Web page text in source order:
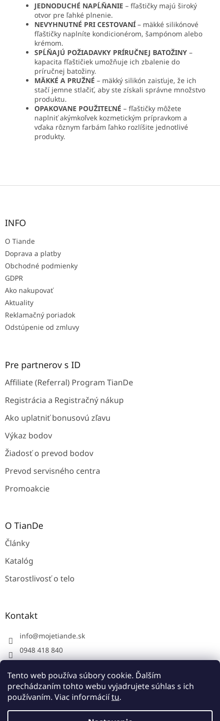
Tento web používa súbory cookie. Ďalším
prechádzaním tohto webu vyjadrujete súhlas s ich
používaním. Viac informáciítu.
JEDNODUCHÉ NAPĹŇANIE – fľaštičky majú široký
otvor pre ľahké plnenie.
NEVYHNUTNÉ PRI CESTOVANÍ– mäkké silikónové
fľaštičky naplníte kondicionérom, šampónom alebo
krémom.
SPĹŇAJÚ POŽIADAVKY PRÍRUČNEJ BATOŽINY –
kapacita fľaštičiek umožňuje ich zbalenie do
príručnej batožiny.
MÄKKÉ A PRUŽNÉ – mäkký silikón zaisťuje, že ich
stačí jemne stlačiť, aby ste získali správne množstvo
produktu.
OPAKOVANE POUŽITEĽNÉ – fľaštičky môžete
naplniť akýmkoľvek kozmetickým prípravkom a
vďaka rôznym farbám ľahko rozlíšite jednotlivé
produkty.
Z
INFO
O Tiande
Doprava a platby
Obchodné podmienky
GDPR
Ako nakupovať
Aktuality
Reklamačný poriadok
Odstúpenie od zmluvy
Pre partnerov s ID
Affiliate (Referral) Program TianDe
Registrácia a Registračný nákup
Ako uplatniť bonusovú zľavu
Výkaz bodov
Žiadosť o prevod bodov
Prevod servisného centra
Promoakcie
O TianDe
Články
Katalóg
Starostlivosť o telo
Kontakt
info@mojetiande.sk
0948 418 840
instagram - mojetiande